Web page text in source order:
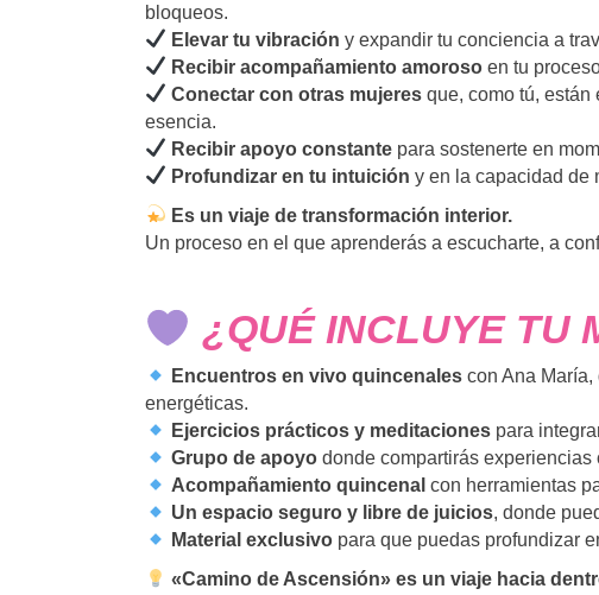
bloqueos.
Elevar tu vibración y expandir tu conciencia a
Recibir acompañamiento amoroso en tu
Conectar con otras mujeres que, como tú, están
esencia.
Recibir apoyo constante para sostenerte en
Profundizar en tu intuición y en la capacidad de
Es un viaje de transformación interior.
Un proceso en el que aprenderás a escucharte, a
¿QUÉ INCLUYE TU
Encuentros en vivo quincenales con Ana
energéticas.
Ejercicios prácticos y meditaciones para
Grupo de apoyo donde compartirás
Acompañamiento quincenal con herramientas
Un espacio seguro y libre de juicios, donde
Material exclusivo para que puedas profundizar
«Camino de Ascensión» es un viaje hacia